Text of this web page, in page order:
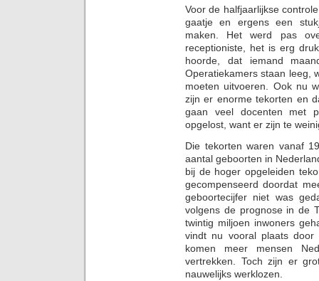
Voor de halfjaarlijkse
gaatje en ergens een
maken. Het werd pas
receptioniste, het is erg
hoorde, dat iemand
Operatiekamers staan leeg,
moeten uitvoeren. Ook nu
zijn er enorme tekorten en
gaan veel docenten met
opgelost, want er zijn te
Die tekorten waren vanaf
aantal geboorten in
bij de hoger opgeleiden
gecompenseerd doordat
geboortecijfer niet was
volgens de prognose in de
twintig miljoen inwoners
vindt nu vooral plaats door
komen meer mensen
vertrekken. Toch zijn er
nauwelijks werklozen.